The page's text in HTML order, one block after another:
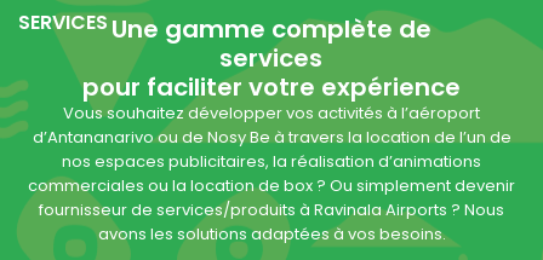
SERVICES Une gamme complète de
services
pour faciliter votre expérience
Vous souhaitez développer vos activités à l’aéroport
d’Antananarivo ou de Nosy Be à travers la location de l’un de
nos espaces publicitaires, la réalisation d’animations
commerciales ou la location de box ? Ou simplement devenir
fournisseur de services/produits à Ravinala Airports ? Nous
avons les solutions adaptées à vos besoins.